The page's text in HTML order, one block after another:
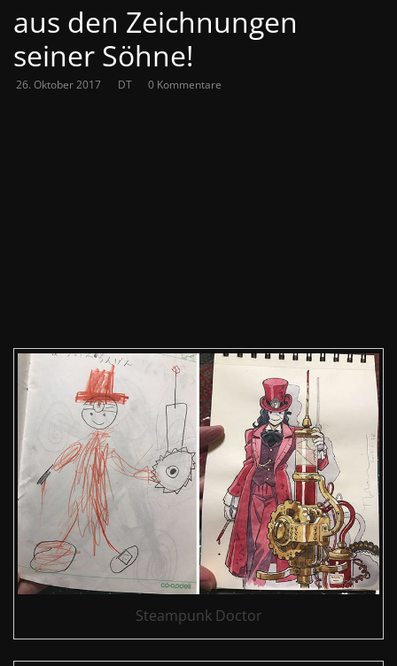
aus den Zeichnungen
seiner Söhne!
26. Oktober 2017 DT 0 Kommentare
Steampunk Doctor